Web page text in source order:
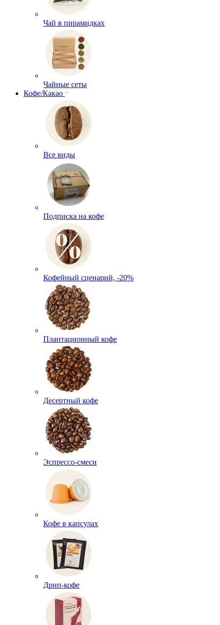
Чай в пирамидках
Чайные сеты
Кофе/Какао
Все виды
Подписка на кофе
Кофейный сценарий, -20%
Плантационный кофе
Десертный кофе
Эспрессо-смеси
Кофе в капсулах
Дрип-кофе